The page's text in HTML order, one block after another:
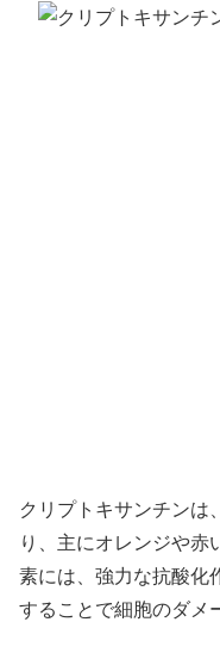
クリプトキサンチンは
り、主にオレンジや赤
素には、強力な抗酸化
することで細胞のダメ